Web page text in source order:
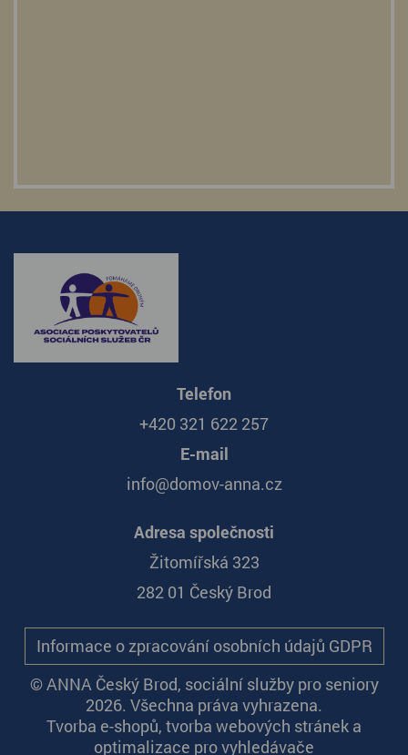
Telefon
+420 321 622 257
E-mail
info@domov-anna.cz
Adresa společnosti
Žitomířská 323
282 01 Český Brod
Informace o zpracování osobních údajů GDPR
© ANNA Český Brod, sociální služby pro seniory
2026. Všechna práva vyhrazena.
Tvorba e-shopů, tvorba webových stránek a
optimalizace pro vyhledávače